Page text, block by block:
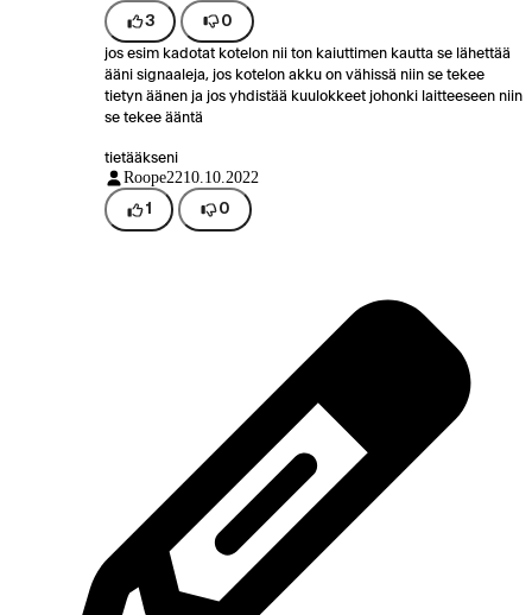
3 0
jos esim kadotat kotelon nii ton kaiuttimen kautta se lähettää
ääni signaaleja, jos kotelon akku on vähissä niin se tekee
tietyn äänen ja jos yhdistää kuulokkeet johonki laitteeseen niin
se tekee ääntä
tietääkseni
Roope2210.10.2022
1 0